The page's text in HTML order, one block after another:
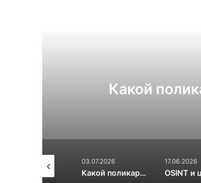
Какой
03.07.2026
Какой поликарбонат выбрать для теплицы: 4 или 6 мм
17.06.2026